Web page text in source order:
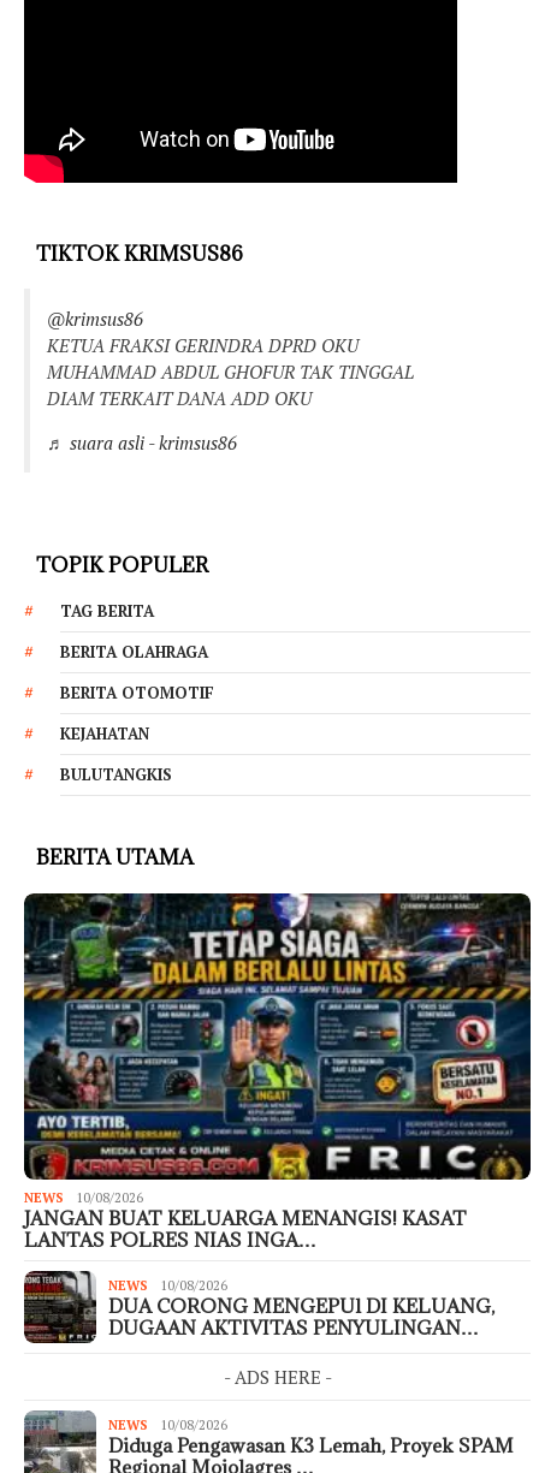
TIKTOK KRIMSUS86
@krimsus86
KETUA FRAKSI GERINDRA DPRD OKU
MUHAMMAD ABDUL GHOFUR TAK TINGGAL
DIAM TERKAIT DANA ADD OKU
♬ suara asli - krimsus86
TOPIK POPULER
TAG BERITA
BERITA OLAHRAGA
BERITA OTOMOTIF
KEJAHATAN
BULUTANGKIS
BERITA UTAMA
NEWS 10/08/2026
JANGAN BUAT KELUARGA MENANGIS! KASAT
LANTAS POLRES NIAS INGA…
NEWS 10/08/2026
DUA CORONG MENGEPUl DI KELUANG,
DUGAAN AKTIVITAS PENYULINGAN…
- ADS HERE -
NEWS 10/08/2026
Diduga Pengawasan K3 Lemah, Proyek SPAM
Regional Mojolagres …